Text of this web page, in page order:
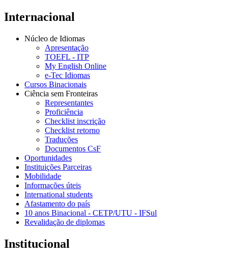
Internacional
Núcleo de Idiomas
Apresentação
TOEFL - ITP
My English Online
e-Tec Idiomas
Cursos Binacionais
Ciência sem Fronteiras
Representantes
Proficiência
Checklist inscrição
Checklist retorno
Traduções
Documentos CsF
Oportunidades
Instituições Parceiras
Mobilidade
Informações úteis
International students
Afastamento do país
10 anos Binacional - CETP/UTU - IFSul
Revalidação de diplomas
Institucional